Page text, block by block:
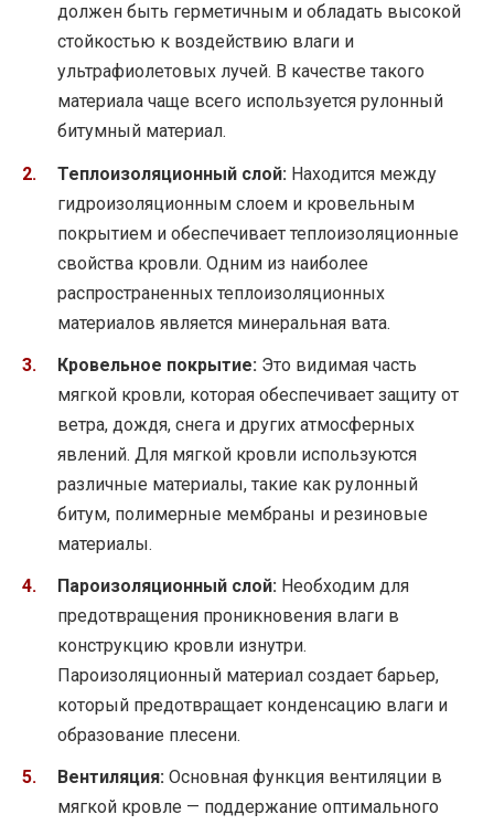
должен быть герметичным и обладать высокой
стойкостью к воздействию влаги и
ультрафиолетовых лучей. В качестве такого
материала чаще всего используется рулонный
битумный материал.
Теплоизоляционный слой: Находится между
гидроизоляционным слоем и кровельным
покрытием и обеспечивает теплоизоляционные
свойства кровли. Одним из наиболее
распространенных теплоизоляционных
материалов является минеральная вата.
Кровельное покрытие: Это видимая часть
мягкой кровли, которая обеспечивает защиту от
ветра, дождя, снега и других атмосферных
явлений. Для мягкой кровли используются
различные материалы, такие как рулонный
битум, полимерные мембраны и резиновые
материалы.
Пароизоляционный слой: Необходим для
предотвращения проникновения влаги в
конструкцию кровли изнутри.
Пароизоляционный материал создает барьер,
который предотвращает конденсацию влаги и
образование плесени.
Вентиляция: Основная функция вентиляции в
мягкой кровле — поддержание оптимального